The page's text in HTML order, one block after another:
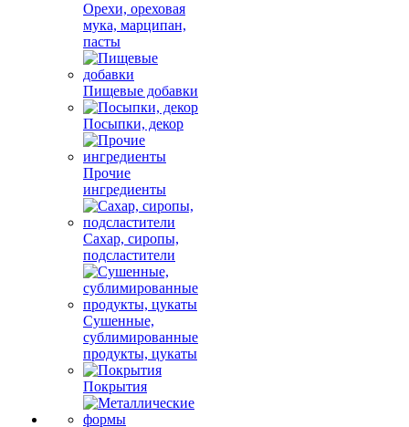
Орехи, ореховая
мука, марципан,
пасты
Пищевые добавки
Посыпки, декор
Прочие
ингредиенты
Сахар, сиропы,
подсластители
Сушенные,
сублимированные
продукты, цукаты
Покрытия